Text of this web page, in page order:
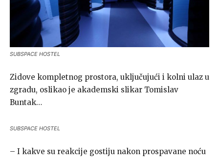
SUBSPACE HOSTEL
Zidove kompletnog prostora, uključujući i kolni ulaz u
zgradu, oslikao je akademski slikar Tomislav
Buntak…
SUBSPACE HOSTEL
– I kakve su reakcije gostiju nakon prospavane noću